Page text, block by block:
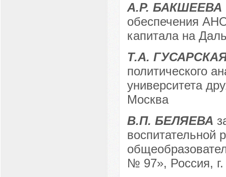
А.Р. БАКШЕЕВА
обеспечения
капитала на
Т.А.
политического
университета
Москва
В.П. БЕЛЯЕВА
воспитательной
№ 97», Россия,